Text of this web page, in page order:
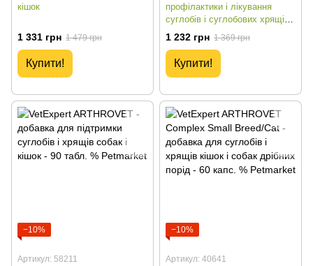
кішок
1 331 грн 1 479 грн
Купити!
профілактики і лікування
суглобів і суглобових хрящів
собак і кішок
1 232 грн 1 369 грн
Купити!
−10%
Артикул: 58211
−10%
Артикул: 40641